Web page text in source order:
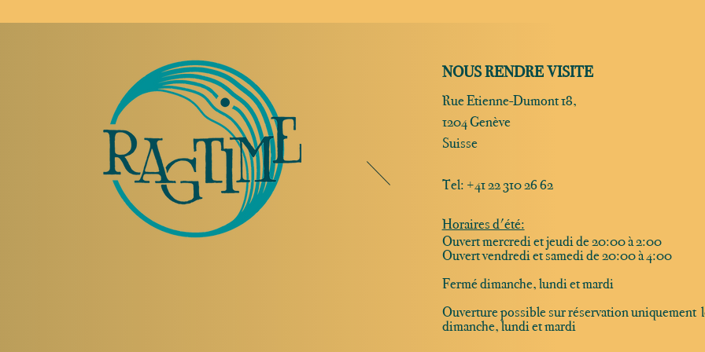
NOUS RENDRE VISITE
Rue Etienne-Dumont 18,
1204 Genève
Suisse
Tel: +41 22 310 26 62
Horaires d'été:
Ouvert mercredi et jeudi de 20:00 à 2:00
Ouvert vendredi et samedi de 20:00 à 4:00
Fermé dimanche, lundi et mardi
Ouverture possible sur réservation uniquement
dimanche, lundi et mardi